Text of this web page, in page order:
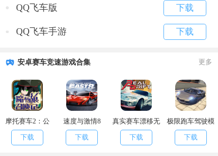
QQ飞车版 下载
QQ飞车手游 下载
安卓赛车竞速游戏合集 更多
摩托赛车2：公
路燃烧无限钻石
版
下载
速度与激情8
下载
真实赛车漂移无
限金币版
下载
极限跑车驾驶模
拟器无限钞票版
下载